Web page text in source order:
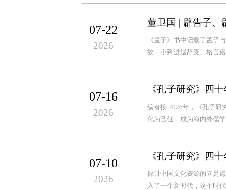
07-22
2026
董卫国 | 辟告子、
《孟子》书中记载了孟子
故，小到进退辞受、格言
07-16
2026
《孔子研究》四
编者按 2026年，《孔子研
化为己任，成为海内外儒
07-10
2026
《孔子研究》四
探讨中国文化资源的立足
入了一个新时代，这个时